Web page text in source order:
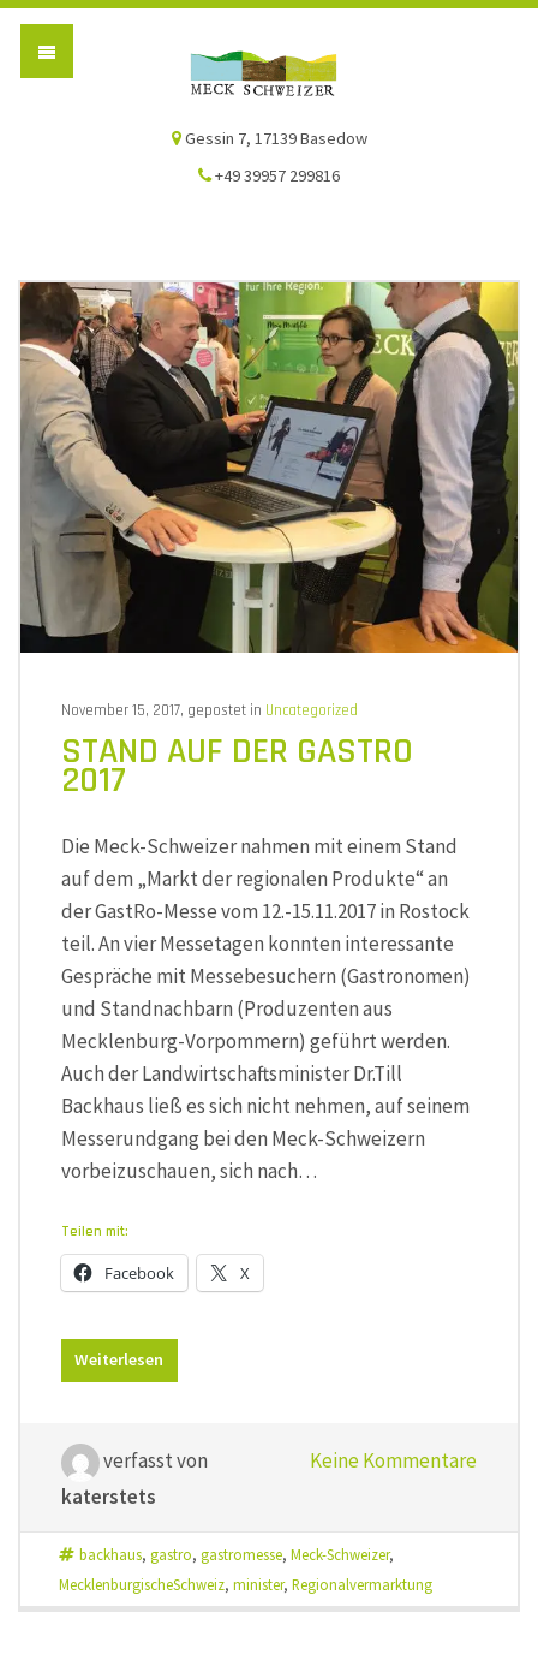
Gessin 7, 17139 Basedow
+49 39957 299816
November 15, 2017, gepostet in Uncategorized
STAND AUF DER GASTRO
2017
Die Meck-Schweizer nahmen mit einem Stand
auf dem „Markt der regionalen Produkte“ an
der GastRo-Messe vom 12.-15.11.2017 in Rostock
teil. An vier Messetagen konnten interessante
Gespräche mit Messebesuchern (Gastronomen)
und Standnachbarn (Produzenten aus
Mecklenburg-Vorpommern) geführt werden.
Auch der Landwirtschaftsminister Dr.Till
Backhaus ließ es sich nicht nehmen, auf seinem
Messerundgang bei den Meck-Schweizern
vorbeizuschauen, sich nach…
Teilen mit:
Facebook X
Weiterlesen
verfasst von
katerstets
Keine Kommentare
backhaus, gastro, gastromesse, Meck-Schweizer,
MecklenburgischeSchweiz, minister, Regionalvermarktung